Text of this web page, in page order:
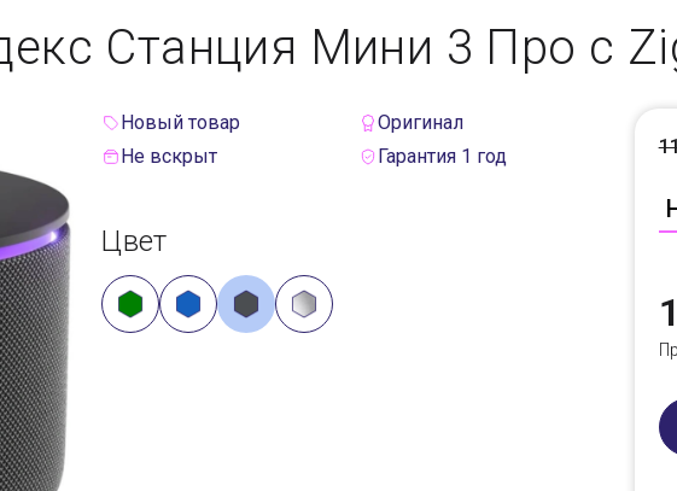
Станция Мини 3 Про с
Новый товар
Оригинал
Не вскрыт
Гарантия 1 год
Цвет